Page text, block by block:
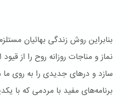
بنابراین روش زندگی بهائیان
نماز و مناجات روزانه روح را از
سازد و درهای جدیدی را به روی
برنامه‌های مفید با مردمی که با